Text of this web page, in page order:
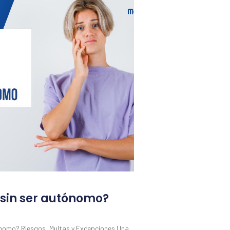
ser autónomo?
Riesgos, Multas y Excepciones Una